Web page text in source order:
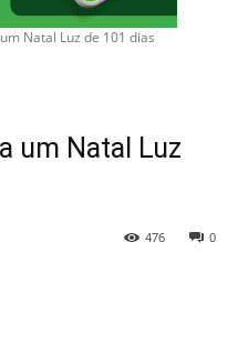
Natal Luz de 101 dias
um Natal Luz
0
476